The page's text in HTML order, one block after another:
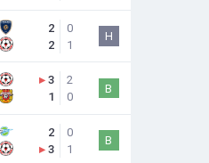
2
2
0
1
Н
▸ 3
1
2
0
В
2
▸ 3
0
1
В